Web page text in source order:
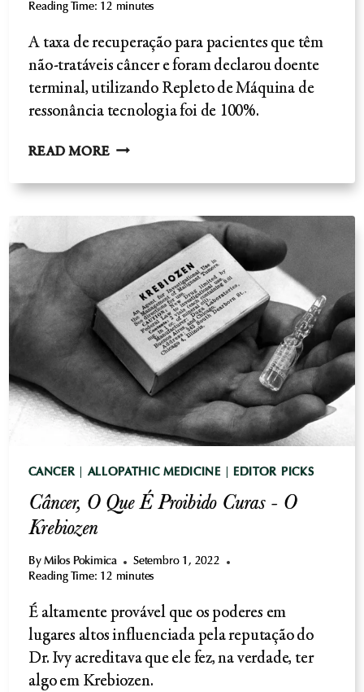
Reading Time: 12 minutes
A taxa de recuperação para pacientes que têm
não-tratáveis câncer e foram declarou doente
terminal, utilizando Repleto de Máquina de
ressonância tecnologia foi de 100%.
READ MORECÂNCER,
QUE
PROIBIDO
CURAS-
MÁQUINA
DE
RIFE,
ANÁLISE
DE
HISTÓRICO
CANCER| ALLOPATHIC MEDICINE EDITOR PICKS
Câncer, O Que É Proibido Curas - O
Krebiozen
By Milos Pokimica
Setembro 1, 2022
Reading Time: 12 minutes
É altamente provável que os poderes em
lugares altos influenciada pela reputação do
Dr. Ivy acreditava que ele fez, na verdade, ter
algo em Krebiozen.